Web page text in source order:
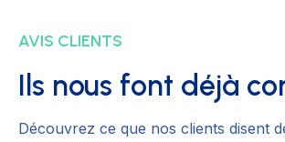
AVIS CLIENTS
Ils nous font déjà
Découvrez ce que nos clients disent